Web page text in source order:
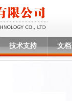
技术支持 文